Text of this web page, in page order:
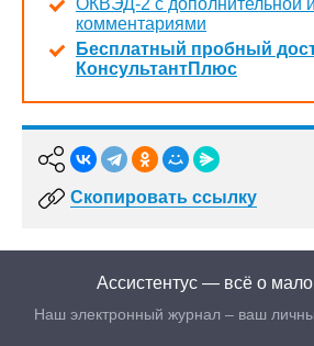
ОКВЭД-2 с дополнительной
комментариями
Бесплатный пробный
КонсультантПлюс
Скопировать ссылку
Ассистентус — всё о
Наш электронный журнал – ваш